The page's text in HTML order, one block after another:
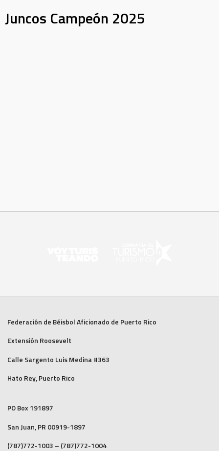
Juncos Campeón 2025
Federación de Béisbol Aficionado de Puerto Rico
Extensión Roosevelt
Calle Sargento Luis Medina #363
Hato Rey, Puerto Rico
PO Box 191897
San Juan, PR 00919-1897
(787)772-1003 – (787)772-1004